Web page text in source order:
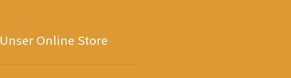
Unser Online Store